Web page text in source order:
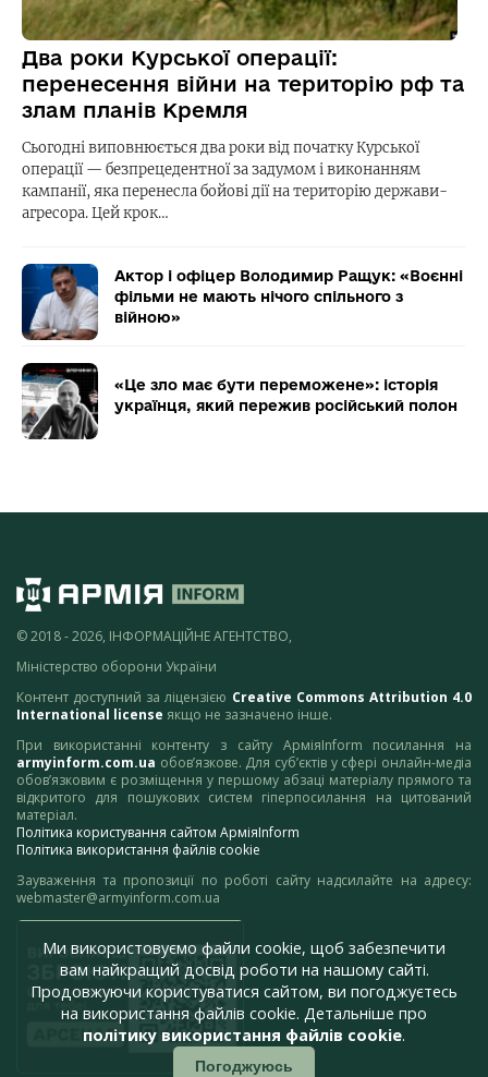
Два роки Курської операції:
перенесення війни на територію рф та
злам планів Кремля
Сьогодні виповнюється два роки від початку Курської
операції — безпрецедентної за задумом і виконанням
кампанії, яка перенесла бойові дії на територію держави-
агресора. Цей крок…
Актор і офіцер Володимир Ращук: «Воєнні
фільми не мають нічого спільного з
війною»
«Це зло має бути переможене»: історія
українця, який пережив російський полон
© 2018 - 2026, ІНФОРМАЦІЙНЕ АГЕНТСТВО,
Міністерство оборони України
Контент доступний за ліцензією Creative Commons Attribution 4.0
International license якщо не зазначено інше.
При використанні контенту з сайту АрміяInform посилання на
armyinform.com.ua обов’язкове. Для суб’єктів у сфері онлайн-медіа
обов’язковим є розміщення у першому абзаці матеріалу прямого та
відкритого для пошукових систем гіперпосилання на цитований
матеріал.
Політика користування сайтом АрміяInform
Політика використання файлів cookie
Зауваження та пропозиції по роботі сайту надсилайте на адресу:
webmaster@armyinform.com.ua
Ми використовуємо файли cookie, щоб забезпечити
вам найкращий досвід роботи на нашому сайті.
Продовжуючи користуватися сайтом, ви погоджуєтесь
на використання файлів cookie. Детальніше про
політику використання файлів cookie.
Погоджуюсь